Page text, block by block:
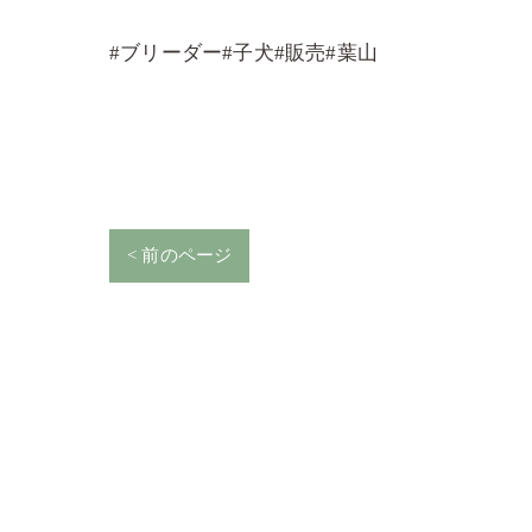
#ブリーダー#子犬#販売#葉山
< 前のページ